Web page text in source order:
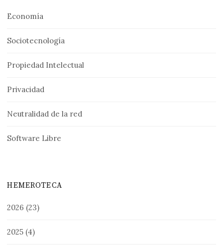
Economía
Sociotecnología
Propiedad Intelectual
Privacidad
Neutralidad de la red
Software Libre
HEMEROTECA
2026 (23)
2025 (4)